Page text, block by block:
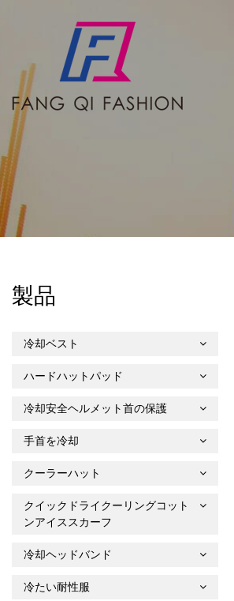
製品
冷却ベスト
ハードハットパッド
冷却安全ヘルメット首の保護
手首を冷却
クーラーハット
クイックドライクーリングコット
ンアイススカーフ
冷却ヘッドバンド
冷たい耐性服